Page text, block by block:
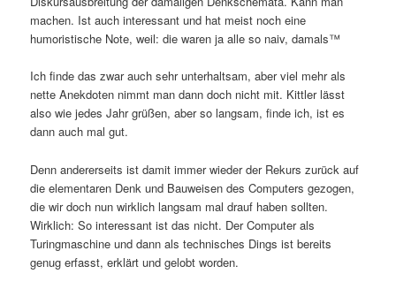
machen. Ist auch interessant und hat meist noch eine
humoristische Note, weil: die waren ja alle so naiv, damals™
Ich finde das zwar auch sehr unterhaltsam, aber viel mehr als
nette Anekdoten nimmt man dann doch nicht mit. Kittler lässt
also wie jedes Jahr grüßen, aber so langsam, finde ich, ist es
dann auch mal gut.
Denn andererseits ist damit immer wieder der Rekurs zurück auf
die elementaren Denk und Bauweisen des Computers gezogen,
die wir doch nun wirklich langsam mal drauf haben sollten.
Wirklich: So interessant ist das nicht. Der Computer als
Turingmaschine und dann als technisches Dings ist bereits
genug erfasst, erklärt und gelobt worden.